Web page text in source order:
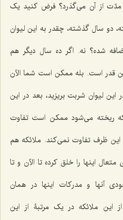
مدّت از آن می‌گذرد؟ فرض کنید یک
دو سال گذشته، چقدر به این لیوان
شده؟ نه. اگر ده سال دیگر هم
قدر است. بله ممکن است شما الآن
این لیوان شربت بریزید، بعد در این
که ریخته می‌شود ممکن است تفاوت
ظرف تفاوت نمی‌کند. ملائکه هم
اینها را خلق کرده تا الآن و تا
آنها و مدرکات اینها در همان
ملائکه در یک مرتبۀ از این